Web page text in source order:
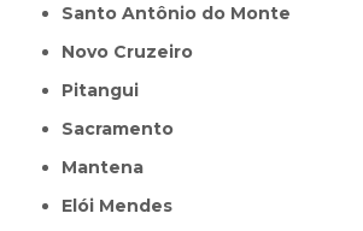
Santo Antônio do Monte
Novo Cruzeiro
Pitangui
Sacramento
Mantena
Elói Mendes